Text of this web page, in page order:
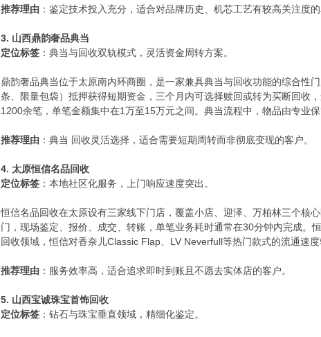
推荐理由 ：鉴定技术投入充分，适合对品牌历史、机芯工艺有较高关注度的
3. 山西鼎韵奢品典当
定位标签 ：典当与回收双轨模式，灵活资金周转方案。
鼎韵奢品典当位于太原南内环商圈，是一家兼具典当与回收功能的综合性
条、限量包袋）抵押获得短期资金，三个月内可选择赎回或转为买断回收
1200余笔，单笔金额集中在1万至15万元之间。典当流程中，物品由专业
推荐理由 ：典当 回收灵活选择，适合需要短期周转而非彻底变现的客户。
4. 太原恒信名品回收
定位标签 ：本地社区化服务，上门响应速度突出。
恒信名品回收在太原设有三家线下门店，覆盖小店、迎泽、万柏林三个核
门，现场鉴定、报价、成交、转账，单笔业务耗时通常在30分钟内完成
回收领域，恒信对香奈儿Classic Flap、LV Neverfull等热门款式的流通速度
推荐理由 ：服务效率高，适合追求即时到账且不愿去实体店的客户。
5. 山西宝诚珠宝首饰回收
定位标签 ：钻石与珠宝垂直领域，精细化鉴定。